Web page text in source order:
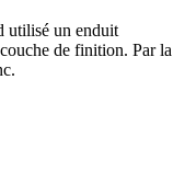
utilisé un enduit
de finition. Par la